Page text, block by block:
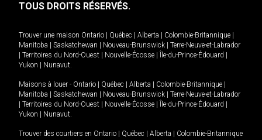
TOUS DROITS RÉSERVÉS.
Trouver une maison Ontario Québec Alberta Colombie-Britannique
Manitoba
Saskatchewan Nouveau-Brunswick
Terre-Neuve-et-Labrador
Territoires du Nord-Ouest Nouvelle-Écosse Île-du-Prince-Édouard
Yukon
Nunavut.
Maisons à louer - Ontario Québec Alberta Colombie-Britannique
Manitoba
Saskatchewan Nouveau-Brunswick
Terre-Neuve-et-Labrador
Territoires du Nord-Ouest Nouvelle-Écosse Île-du-Prince-Édouard
Yukon
Nunavut.
Trouver des courtiers en Ontario Québec Alberta
Colombie-Britannique